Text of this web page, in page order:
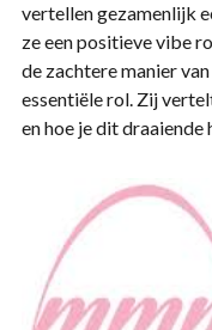
vertellen gezamenlijk
ze een positieve vibe
de zachtere manier
essentiële rol. Zij
en hoe je dit draaiende